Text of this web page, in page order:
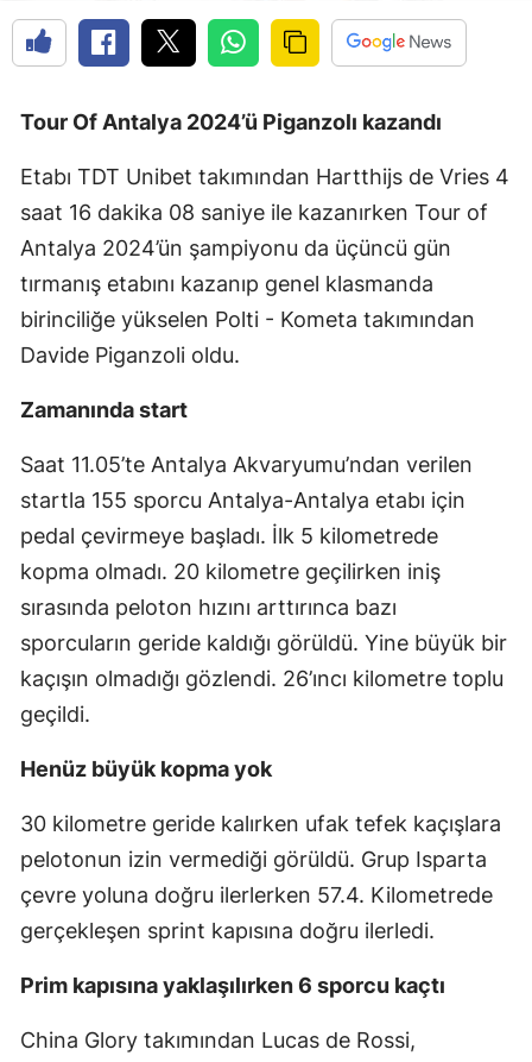
Tour Of Antalya 2024’ü Piganzolı kazandı
Etabı TDT Unibet takımından Hartthijs de Vries 4
saat 16 dakika 08 saniye ile kazanırken Tour of
Antalya 2024’ün şampiyonu da üçüncü gün
tırmanış etabını kazanıp genel klasmanda
birinciliğe yükselen Polti - Kometa takımından
Davide Piganzoli oldu.
Zamanında start
Saat 11.05’te Antalya Akvaryumu’ndan verilen
startla 155 sporcu Antalya-Antalya etabı için
pedal çevirmeye başladı. İlk 5 kilometrede
kopma olmadı. 20 kilometre geçilirken iniş
sırasında peloton hızını arttırınca bazı
sporcuların geride kaldığı görüldü. Yine büyük bir
kaçışın olmadığı gözlendi. 26’ıncı kilometre toplu
geçildi.
Henüz büyük kopma yok
30 kilometre geride kalırken ufak tefek kaçışlara
pelotonun izin vermediği görüldü. Grup Isparta
çevre yoluna doğru ilerlerken 57.4. Kilometrede
gerçekleşen sprint kapısına doğru ilerledi.
Prim kapısına yaklaşılırken 6 sporcu kaçtı
China Glory takımından Lucas de Rossi,